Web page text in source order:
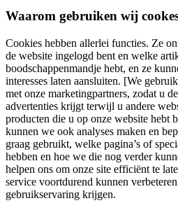
Waarom gebruiken wij
Cookies hebben allerlei functies. Ze
de website ingelogd bent en welke
boodschappenmandje hebt, en ze
interesses laten aansluiten. [We
met onze marketingpartners, zodat u
advertenties krijgt terwijl u andere
producten die u op onze website hebt
kunnen we ook analyses maken en
graag gebruikt, welke pagina’s of
hebben en hoe we die nog verder
helpen ons om onze site efficiënt te
service voortdurend kunnen
gebruikservaring krijgen.